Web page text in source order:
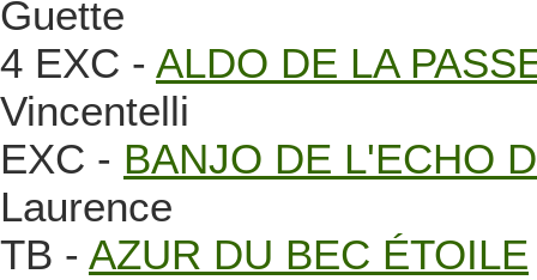
Guette
4 EXC - ALDO DE LA
Vincentelli
EXC - BANJO DE L'ECHO
Laurence
TB - AZUR DU BEC ÉTOILE